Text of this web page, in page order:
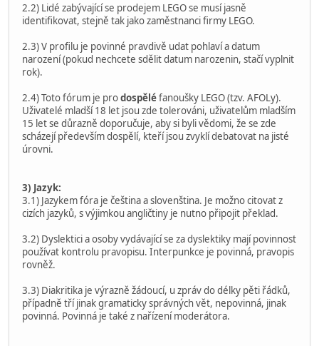
2.2) Lidé zabývající se prodejem LEGO se musí jasně
identifikovat, stejně tak jako zaměstnanci firmy LEGO.
2.3) V profilu je povinné pravdivě udat pohlaví a datum
narození (pokud nechcete sdělit datum narozenin, stačí vyplnit
rok).
2.4) Toto fórum je prodospěléfanoušky LEGO (tzv. AFOLy).
Uživatelé mladší 18 let jsou zde tolerováni, uživatelům mladším
15 let se důrazně doporučuje, aby si byli vědomi, že se zde
scházejí především dospělí, kteří jsou zvyklí debatovat na jisté
úrovni.
3) Jazyk:
3.1) Jazykem fóra je čeština a slovenština. Je možno citovat z
cizích jazyků, s výjimkou angličtiny je nutno připojit překlad.
3.2) Dyslektici a osoby vydávající se za dyslektiky mají povinnost
používat kontrolu pravopisu. Interpunkce je povinná, pravopis
rovněž.
3.3) Diakritika je výrazně žádoucí, u zpráv do délky pěti řádků,
případně tří jinak gramaticky správných vět, nepovinná, jinak
povinná. Povinná je také z nařízení moderátora.